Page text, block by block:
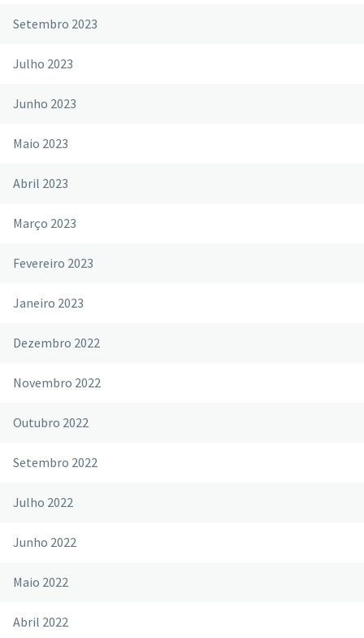
Setembro 2023
Julho 2023
Junho 2023
Maio 2023
Abril 2023
Março 2023
Fevereiro 2023
Janeiro 2023
Dezembro 2022
Novembro 2022
Outubro 2022
Setembro 2022
Julho 2022
Junho 2022
Maio 2022
Abril 2022